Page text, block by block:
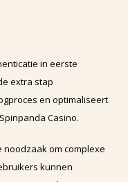
in eerste
extra stap
en optimaliseert
Casino.
om complexe
kunnen